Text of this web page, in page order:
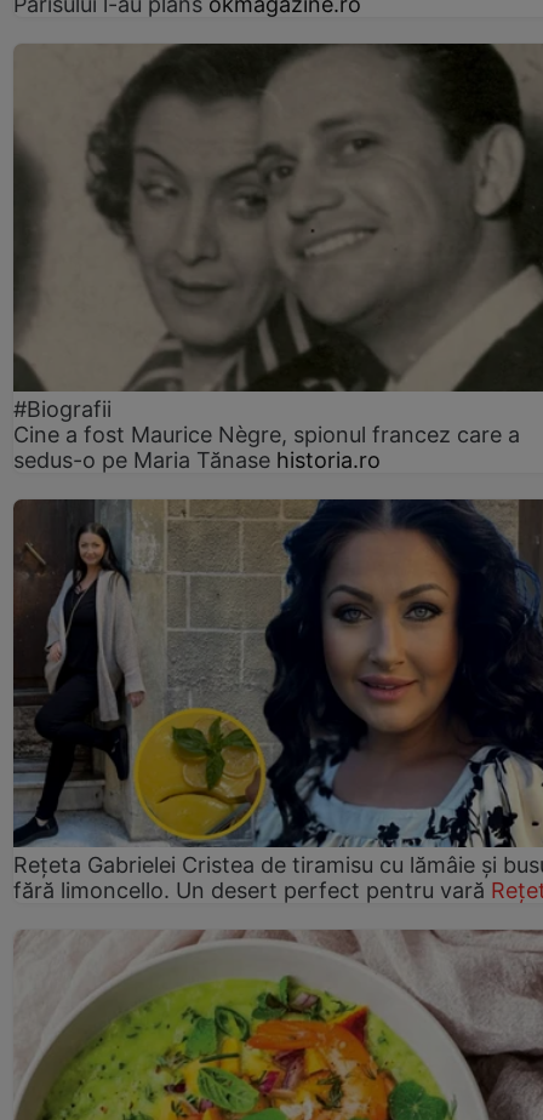
#Biografii
Cine a fost Maurice Nègre, spionul francez care a
sedus-o pe Maria Tănase historia.ro
Rețeta Gabrielei Cristea de tiramisu cu lămâie și
fără limoncello. Un desert perfect pentru vară